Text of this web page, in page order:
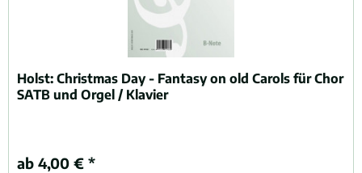
Holst:Christmas Day - Fantasy on old Carols für Chor
SATB und Orgel / Klavier
ab 4,00 € *